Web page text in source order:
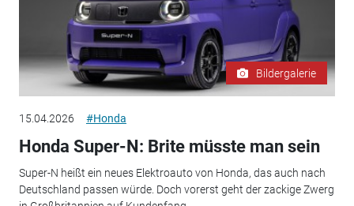
Bildergalerie
15.04.2026 #Honda
Honda Super-N: Brite müsste man sein
Super-N heißt ein neues Elektroauto von Honda, das auch nach
Deutschland passen würde. Doch vorerst geht der zackige Zwerg